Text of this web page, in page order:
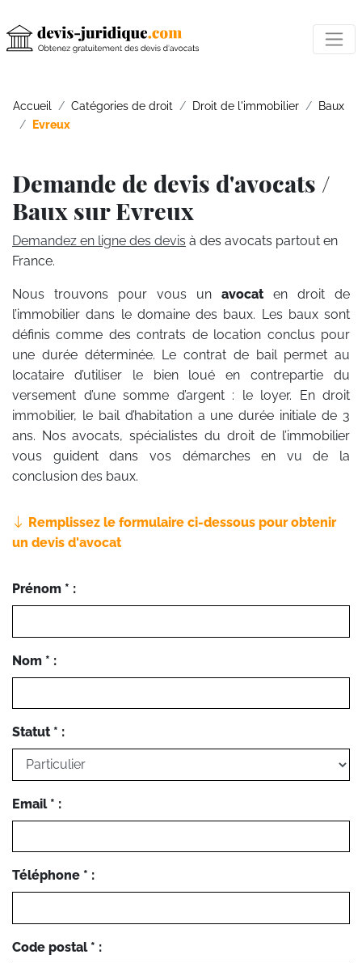
Accueil Catégories de droit Droit de l'immobilier
Baux
Evreux
Demande de devis d'avocats /
Baux sur Evreux
Demandez en ligne des devis à des avocats partout en
France.
Nous trouvons pour vous un avocat en droit de
l’immobilier dans le domaine des baux. Les baux sont
définis comme des contrats de location conclus pour
une durée déterminée. Le contrat de bail permet au
locataire d’utiliser le bien loué en contrepartie du
versement d’une somme d’argent : le loyer. En droit
immobilier, le bail d’habitation a une durée initiale de 3
ans. Nos avocats, spécialistes du droit de l’immobilier
vous guident dans vos démarches en vu de la
conclusion des baux.
Remplissez le formulaire ci-dessous pour obtenir
un devis d'avocat
Prénom * :
Nom * :
Statut * :
Email * :
Téléphone * :
Code postal * :